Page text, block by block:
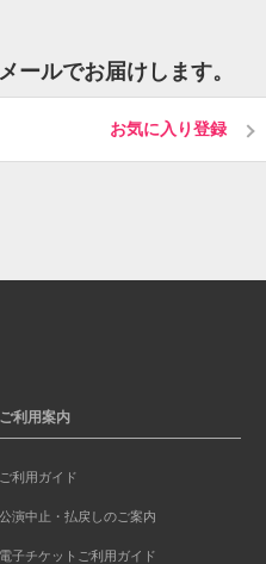
ルでお届けします。
お気に入り登録
ご利用案内
ご利用ガイド
公演中止・払戻しのご案内
電子チケットご利用ガイド